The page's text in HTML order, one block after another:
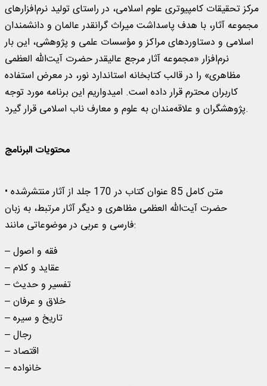
مرکز تحقیقات کامپیوتری علوم اسلامی، در راستای تولید نرم‌افزارهای
مجموعه آثار، با هدف پاسداشت میراث گرانقدر عالمان و دانشمندان
اسلامی و دستاوردهای مراکز و مؤسسات علمی و پژوهشی، این بار
نرم‌افزار «مجموعه آثار مرجع عالیقدر حضرت آیت‌الله العظمی
مظاهری» را در قالب کتابخانه استاندارد نور، در معرض استفاده
کاربران محترم قرار داده است. امیدواریم این برنامه مورد توجه
پژوهشگران و علاقه‌مندان به علوم و معارف ناب اسلامی قرار گیرد.
محتويات البرنامج
• متن کامل 85 عنوان کتاب در 170 جلد از آثار منتشرشده
حضرت آیت‌الله العظمی مظاهری و دیگر آثار مرتبط، به زبان
فارسی و عربی در موضوعاتی مانند:
– فقه و اصول
– عقاید و کلام
– تفسير و حدیث
– خلاق و عرفان
– تاریخ و سیره
– رجال
– اقتصاد
– خانواده